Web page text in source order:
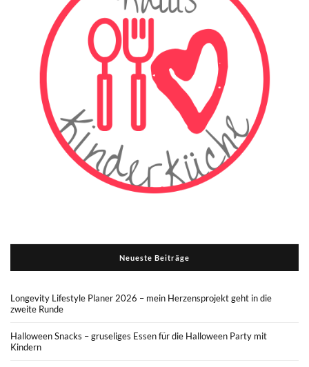
Neueste Beiträge
Longevity Lifestyle Planer 2026 – mein Herzensprojekt geht in die
zweite Runde
Halloween Snacks – gruseliges Essen für die Halloween Party mit
Kindern